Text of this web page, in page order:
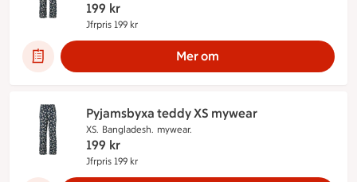
199 kr
Jfrpris 199 kr
Mer om
Pyjamsbyxa teddy XS mywear
XS. Bangladesh. mywear.
199 kr
Jfrpris 199 kr